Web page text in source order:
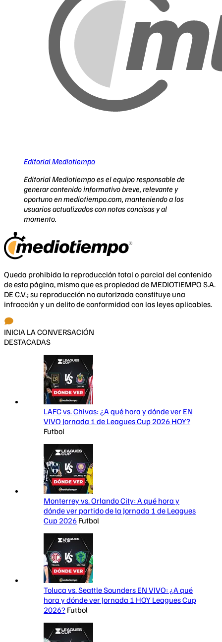
Editorial Mediotiempo
Editorial Mediotiempo es el equipo responsable de
generar contenido informativo breve, relevante y
oportuno en mediotiempo.com, manteniendo a los
usuarios actualizados con notas concisas y al
momento.
Queda prohibida la reproducción total o parcial del contenido
de esta página, mismo que es propiedad de MEDIOTIEMPO S.A.
DE C.V.; su reproducción no autorizada constituye una
infracción y un delito de conformidad con las leyes aplicables.
INICIA LA CONVERSACIÓN
DESTACADAS
LAFC vs. Chivas: ¿A qué hora y dónde ver EN
VIVO Jornada 1 de Leagues Cup 2026 HOY?
Futbol
Monterrey vs. Orlando City: A qué hora y
dónde ver partido de la Jornada 1 de Leagues
Cup 2026 Futbol
Toluca vs. Seattle Sounders EN VIVO: ¿A qué
hora y dónde ver Jornada 1 HOY Leagues Cup
2026? Futbol